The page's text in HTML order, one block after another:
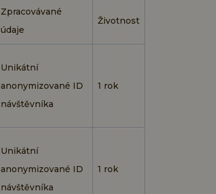
Zpracovávané
údaje
Životnost
Unikátní
anonymizované ID
návštěvníka
1 rok
Unikátní
anonymizované ID
návštěvníka
1 rok